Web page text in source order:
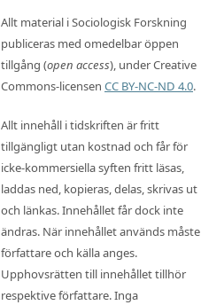
Allt material i Sociologisk Forskning
publiceras med omedelbar öppen
tillgång (open access), under Creative
Commons-licensen CC BY-NC-ND 4.0.
Allt innehåll i tidskriften är fritt
tillgängligt utan kostnad och får för
icke-kommersiella syften fritt läsas,
laddas ned, kopieras, delas, skrivas ut
och länkas. Innehållet får dock inte
ändras. När innehållet används måste
författare och källa anges.
Upphovsrätten till innehållet tillhör
respektive författare. Inga